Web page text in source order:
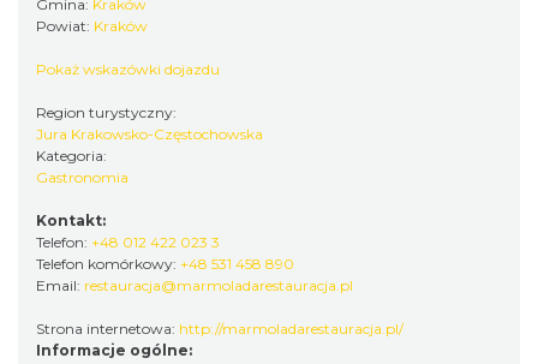
Gmina: Kraków
Powiat: Kraków
Pokaż wskazówki dojazdu
Region turystyczny:
Jura Krakowsko-Częstochowska
Kategoria:
Gastronomia
Kontakt:
Telefon: +48 012 422 023 3
Telefon komórkowy: +48 531 458 890
Email: restauracja@marmoladarestauracja.pl
Strona internetowa: http://marmoladarestauracja.pl/
Informacje ogólne: